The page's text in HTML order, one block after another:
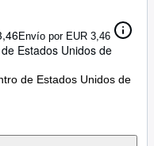
Envío por EUR 3,46
Estados Unidos de
de Estados Unidos de